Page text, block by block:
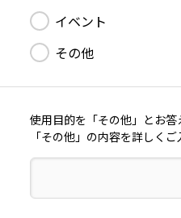
イベント
その他
使用目的を「その他」とお答
「その他」の内容を詳しくご